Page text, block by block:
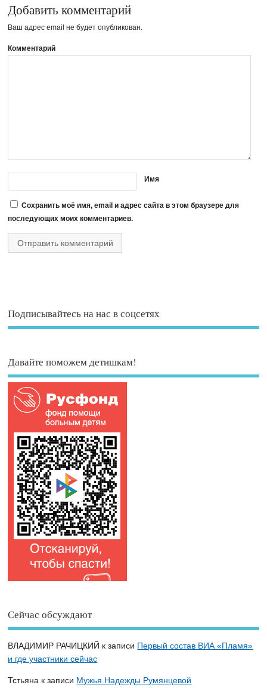
Добавить комментарий
Ваш адрес email не будет опубликован.
Комментарий
Имя
Сохранить моё имя, email и адрес сайта в этом браузере для
последующих моих комментариев.
Подписывайтесь на нас в соцсетях
Давайте поможем детишкам!
Сейчас обсуждают
ВЛАДИМИР РАЧИЦКИЙ к записи Первый состав ВИА «Пламя»
и где участники сейчас
Тстьяна к записи Мужья Надежды Румянцевой